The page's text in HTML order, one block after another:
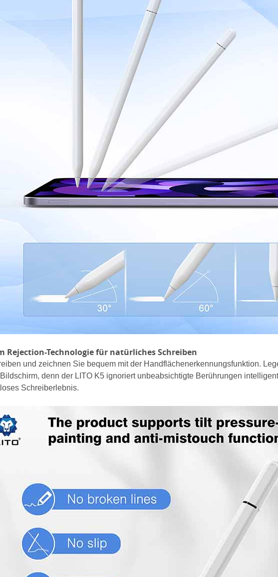
Rejection-Technologie für natürliches Schreiben
und zeichnen Sie bequem mit der Handflächenerkennungsfunktion.
denn der LITO K5 ignoriert unbeabsichtigte Berührungen
Schreiberlebnis.